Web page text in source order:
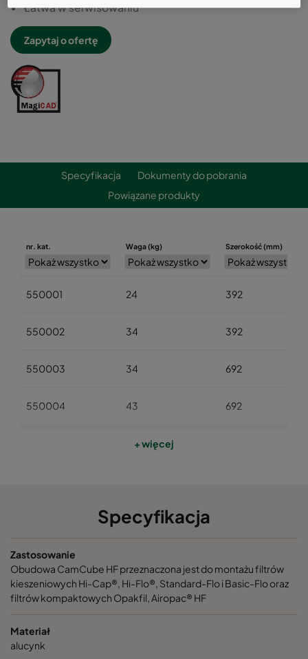
Łatwa w serwisowaniu
Zapytaj o ofertę
Specyfikacja
Dokumenty do pobrania
Powiązane produkty
nr. kat. Waga (kg) Szerokość (mm)
550001 24 392
550002 34 392
550003 34 692
550004 43 692
55
64
550008
550009 53
550010
+ więcej
Specyfikacja
Zastosowanie
Obudowa CamCube HF przeznaczona jest do montażu filtrów
kieszeniowych Hi-Cap®, Hi-Flo®, Standard-Flo i Basic-Flo oraz
filtrów kompaktowych Opakfil, Airopac® HF
Materiał
alucynk